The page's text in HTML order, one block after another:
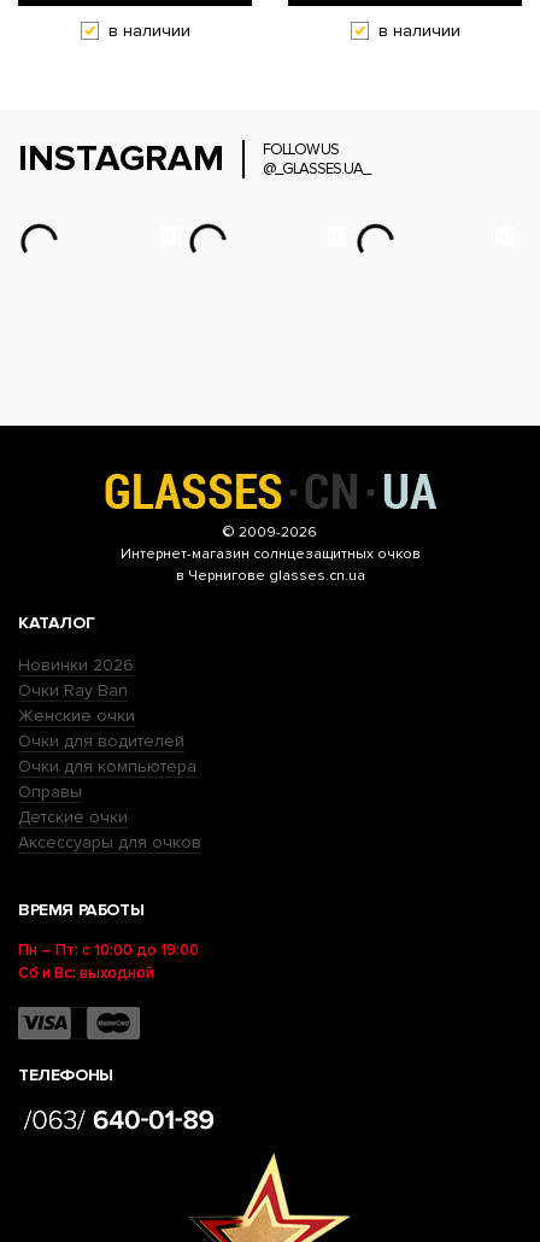
в наличии в наличии
INSTAGRAM
FOLLOW US
@_GLASSES.UA_
© 2009-2026
Интернет-магазин солнцезащитных очков
в Чернигове glasses.cn.ua
КАТАЛОГ
Новинки 2026
Очки Ray Ban
Женские очки
Очки для водителей
Очки для компьютера
Оправы
Детские очки
Аксессуары для очков
ВРЕМЯ РАБОТЫ
Пн – Пт: с 10:00 до 19:00
Сб и Вс: выходной
ТЕЛЕФОНЫ